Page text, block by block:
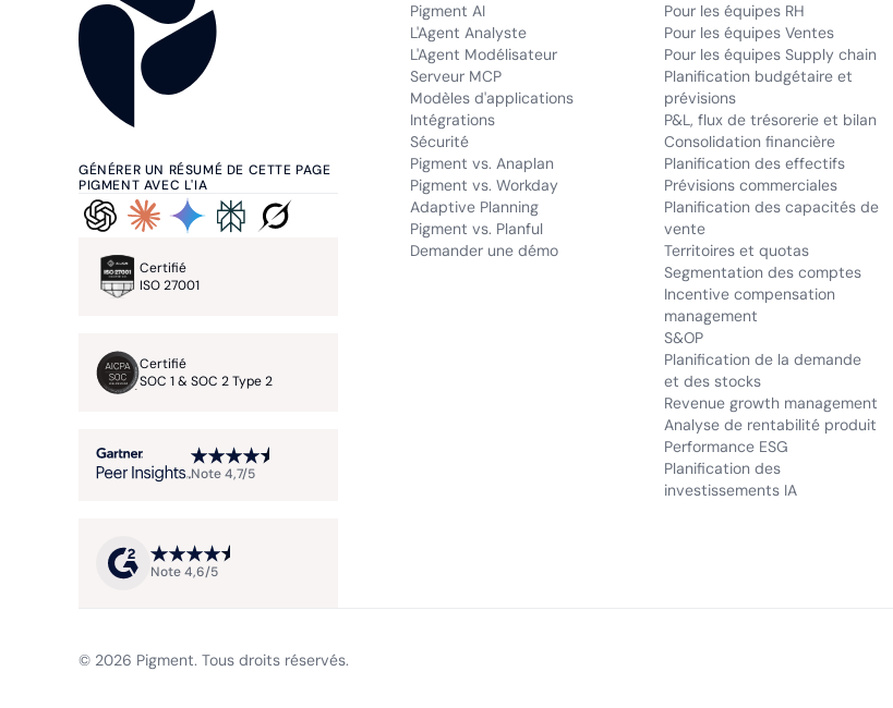
GÉNÉRER UN RÉSUMÉ DE CETTE PAGE
PIGMENT AVEC L'IA
Certifié
ISO 27001
Certifié
SOC 1 & SOC 2 Type 2
Note 4,7/5
Note 4,6/5
Pigment AI
L'Agent Analyste
L'Agent Modélisateur
Serveur MCP
Modèles d'applications
Intégrations
Sécurité
Pigment vs. Anaplan
Pigment vs. Workday
Adaptive Planning
Pigment vs. Planful
Demander une démo
Pour les équipes RH
Pour les équipes Ventes
Pour les équipes Supply chain
Planification budgétaire et
prévisions
P&L, flux de trésorerie et bilan
Consolidation financière
Planification des effectifs
Prévisions commerciales
Planification des capacités de
vente
Territoires et quotas
Segmentation des comptes
Incentive compensation
management
S&OP
Planification de la demande
et des stocks
Revenue growth management
Analyse de rentabilité produit
Performance ESG
Planification des
investissements IA
© 2026 Pigment. Tous droits réservés.